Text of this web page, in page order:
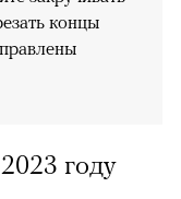
концы
году